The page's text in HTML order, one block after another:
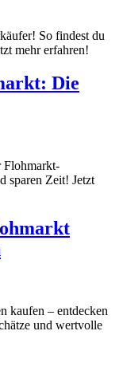
So findest du
mehr erfahren!
Die
Flohmarkt-
sparen Zeit! Jetzt
kaufen – entdecken
und wertvolle